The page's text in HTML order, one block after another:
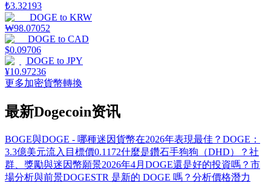
₺3.32193
DOGE to KRW
₩98.07052
DOGE to CAD
$0.09706
DOGE to JPY
¥10.97236
更多加密貨幣轉換
最新Dogecoin资讯
BOGE與DOGE - 哪種迷因貨幣在2026年表現最佳？ DOGE：
3.3億美元流入目標價0.1172什麼是鑽石手狗狗（DHD）？社
群、獎勵與迷因幣願景2026年4月DOGE還是好的投資嗎？市
場分析與前景DOGESTR 是新的 DOGE 嗎？分析價格潛力